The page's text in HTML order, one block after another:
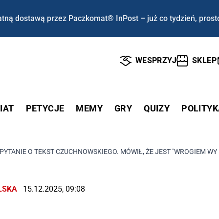
dostawą przez Paczkomat® InPost – już co tydzień,
WESPRZYJ SKLEP
PETYCJE MEMY GRY QUIZY
O TEKST CZUCHNOWSKIEGO. MÓWIŁ, ŻE JEST "WROGIEM
15.12.2025, 09:08